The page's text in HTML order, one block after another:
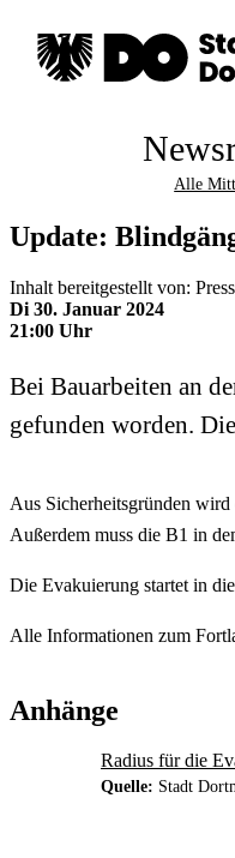
Alle
Update:
Inhalt bereitgestellt von:
Di 30. Januar 2024
21:00 Uhr
Bei Bauarbeiten an
gefunden worden.
Aus Sicherheitsgründen
Außerdem muss die B1 in
Die Evakuierung startet in
Alle Informationen zum
Anhänge
Radius für die
Quelle: Stadt